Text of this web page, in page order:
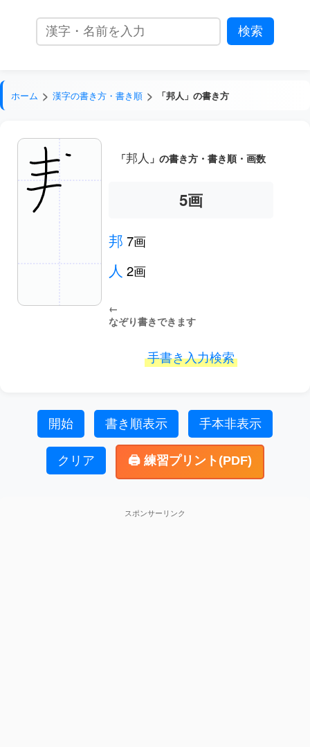
ホーム 漢字の書き方・書き順 「邦人」の書き方
「邦人 」の書き方・書き順・画数
5画
邦 7画
人 2画
←
なぞり書きできます
手書き入力検索
開始 書き順表示 手本非表示
クリア 🖨️ 練習プリント(PDF)
スポンサーリンク